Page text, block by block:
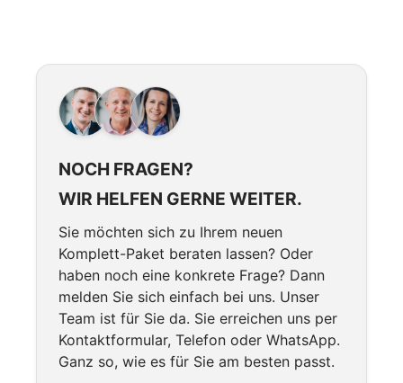
NOCH FRAGEN?
WIR HELFEN GERNE WEITER.
Sie möchten sich zu Ihrem neuen
Komplett-Paket beraten lassen? Oder
haben noch eine konkrete Frage? Dann
melden Sie sich einfach bei uns. Unser
Team ist für Sie da. Sie erreichen uns per
Kontaktformular, Telefon oder WhatsApp.
Ganz so, wie es für Sie am besten passt.